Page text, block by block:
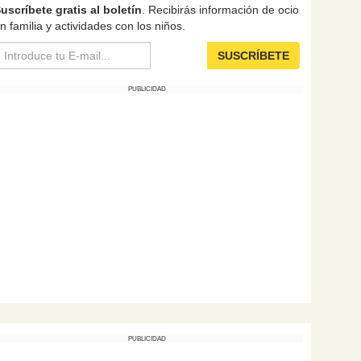
gratis al boletín . Recibirás información de ocio
familia y actividades con los niños.
SUSCRÍBETE
PUBLICIDAD
PUBLICIDAD